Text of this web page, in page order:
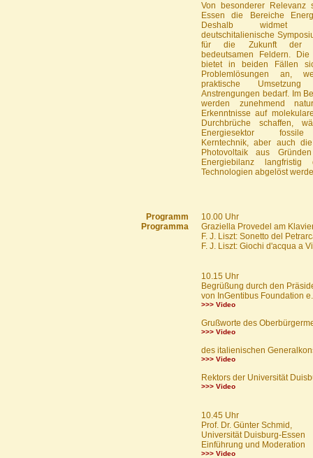
Von besonderer
Essen die Bereiche
Deshalb widmet
deutschitalienische
für die Zukunft der
bedeutsamen Feldern. Die
bietet in beiden Fällen
Problemlösungen an,
praktische
Anstrengungen bedarf. Im
werden zunehmend
Erkenntnisse auf
Durchbrüche schaffen,
Energiesektor fossile
Kerntechnik, aber auch
Photovoltaik aus
Energiebilanz langfristig
Technologien abgelöst
Programm
Programma
10.00 Uhr
Graziella Provedel am
F. J. Liszt: Sonetto del
F. J. Liszt: Giochi d'acqua a
10.15 Uhr
Begrüßung durch den
von InGentibus Foundation
>>> Video
Grußworte des
>>> Video
des italienischen
>>> Video
Rektors der Universität
>>> Video
10.45 Uhr
Prof. Dr. Günter Schmid,
Universität Duisburg-Essen
Einführung und Moderation
>>> Video